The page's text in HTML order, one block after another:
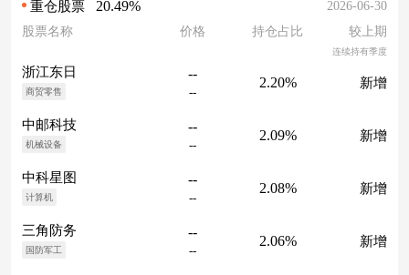
重仓股票 20.49%
2026-06-30
股票名称
价格 持仓占比 较上期
连续持有季度
浙江东日
商贸零售
--
--
2.20% 新增
中邮科技
机械设备
--
--
2.09% 新增
中科星图
计算机
--
--
2.08% 新增
三角防务
国防军工
--
--
2.06% 新增